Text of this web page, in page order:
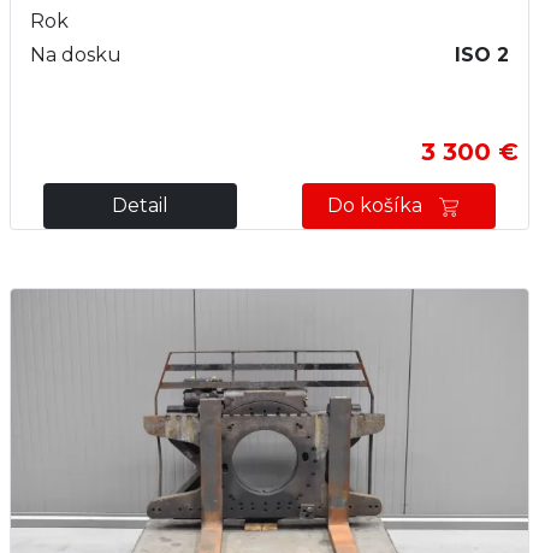
Rok
Na dosku
ISO 2
3 300 €
Detail Do košíka